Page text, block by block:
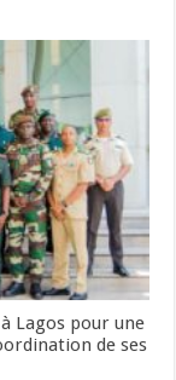
Lagos pour une
de ses